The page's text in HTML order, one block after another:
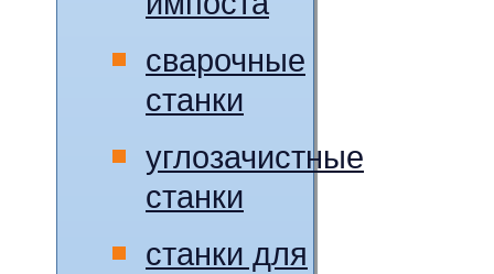
сварочные
станки
углозачистные
станки
станки для